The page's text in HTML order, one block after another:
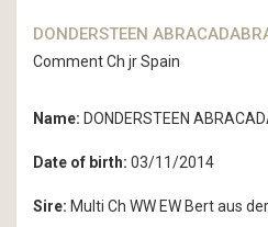
DONDERSTEEN
Comment Ch jr Spain
Name: DONDERSTEEN
Date of birth: 03/11/2014
Sire: Multi Ch WW EW Bert aus